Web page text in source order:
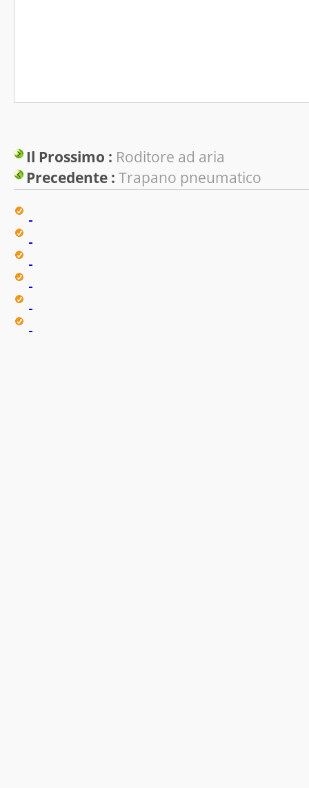
Il Prossimo : Roditore ad aria
Precedente : Trapano pneumatico